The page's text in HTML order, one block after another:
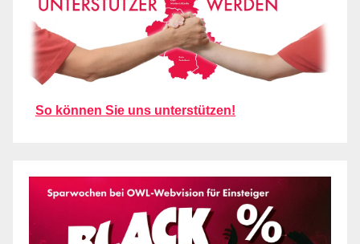
So können Sie uns unterstützen!